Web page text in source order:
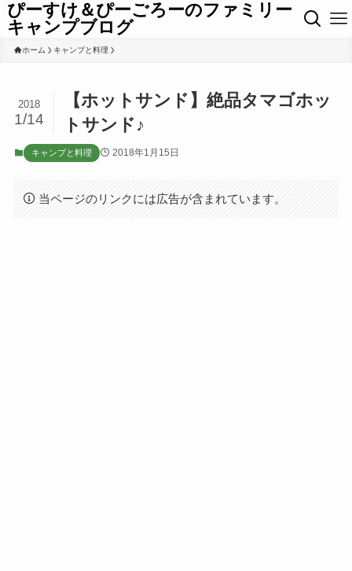
ぴーすけ＆ぴーごろーのファミリー
キャンプブログ
ホーム キャンプと料理
【ホットサンド】絶品タマゴホッ
トサンド♪
2018
1/14
キャンプと料理 2018年1月15日
当ページのリンクには広告が含まれています。